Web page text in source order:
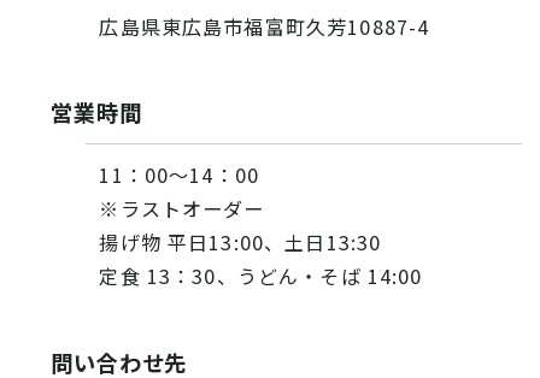
広島県東広島市福富町久芳10887-4
営業時間
11：00～14：00
※ラストオーダー
揚げ物 平日13:00、土日13:30
定食 13：30、うどん・そば 14:00
問い合わせ先